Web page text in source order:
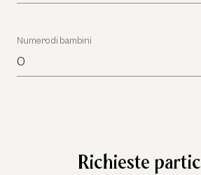
Numero di bambini
0
Richieste